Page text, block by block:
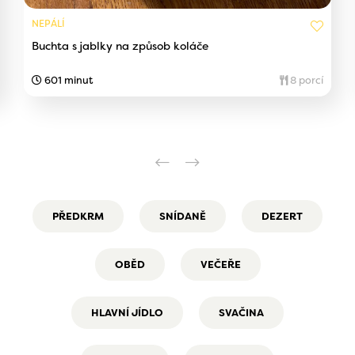
NEPÁLÍ
Buchta s jablky na způsob koláče
601 minut 8 porcí
PŘEDKRM SNÍDANĚ DEZERT
OBĚD VEČEŘE
HLAVNÍ JÍDLO SVAČINA